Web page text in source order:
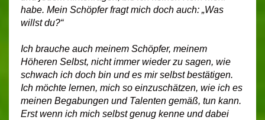
habe. Mein Schöpfer fragt mich doch auch: „Was
willst du?“
Ich brauche auch meinem Schöpfer, meinem
Höheren Selbst, nicht immer wieder zu sagen, wie
schwach ich doch bin und es mir selbst bestätigen.
Ich möchte lernen, mich so einzuschätzen, wie ich es
meinen Begabungen und Talenten gemäß, tun kann.
Erst wenn ich mich selbst genug kenne und dabei